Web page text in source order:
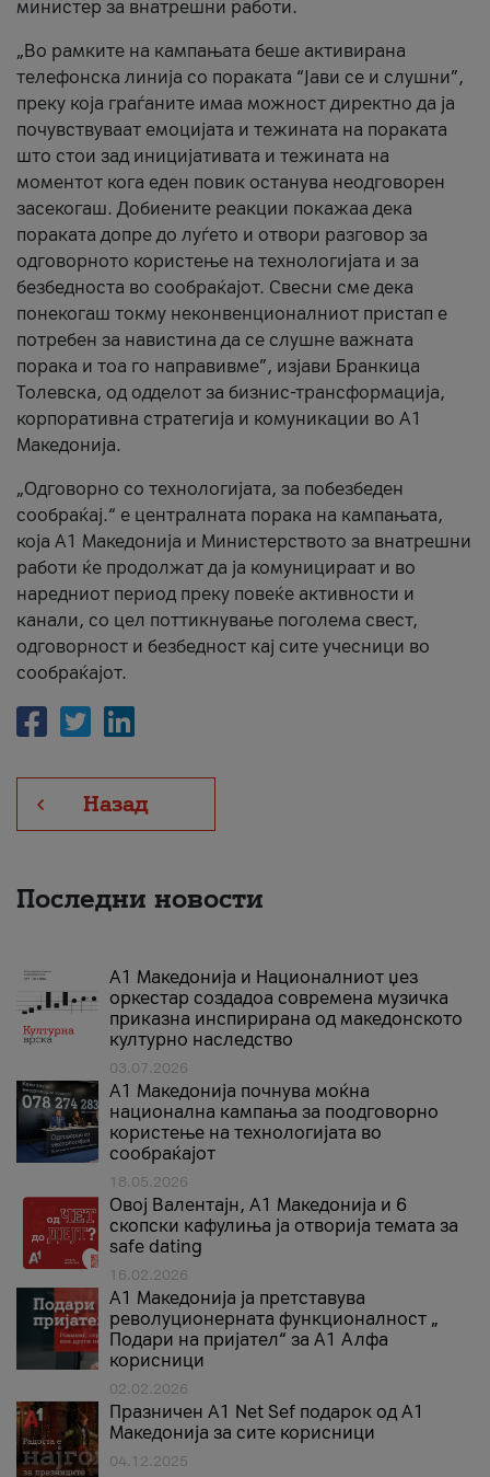
министер за внатрешни работи.
„Во рамките на кампањата беше активирана
телефонска линија со пораката “Јави се и слушни”,
преку која граѓаните имаа можност директно да ја
почувствуваат емоцијата и тежината на пораката
што стои зад иницијативата и тежината на
моментот кога еден повик останува неодговорен
засекогаш. Добиените реакции покажаа дека
пораката допре до луѓето и отвори разговор за
одговорното користење на технологијата и за
безбедноста во сообраќајот. Свесни сме дека
понекогаш токму неконвенционалниот пристап е
потребен за навистина да се слушне важната
порака и тоа го направивме”, изјави Бранкица
Толевска, од одделот за бизнис-трансформација,
корпоративна стратегија и комуникации во А1
Македонија.
„Одговорно со технологијата, за побезбеден
сообраќај.“ е централната порака на кампањата,
која A1 Македонија и Министерството за внатрешни
работи ќе продолжат да ја комуницираат и во
наредниот период преку повеќе активности и
канали, со цел поттикнување поголема свест,
одговорност и безбедност кај сите учесници во
сообраќајот.
Назад
Последни новости
А1 Македонија и Националниот џез
оркестар создадоа современа музичка
приказна инспирирана од македонското
културно наследство
03.07.2026
A1 Македонија почнува моќна
национална кампања за поодговорно
користење на технологијата во
сообраќајот
18.05.2026
Овој Валентајн, A1 Македонија и 6
скопски кафулиња ја отворија темата за
safe dating
16.02.2026
А1 Македонија ја претставува
револуционерната функционалност „
Подари на пријател“ за А1 Алфа
корисници
02.02.2026
Празничен A1 Net Sеf подарок од А1
Македонија за сите корисници
04.12.2025